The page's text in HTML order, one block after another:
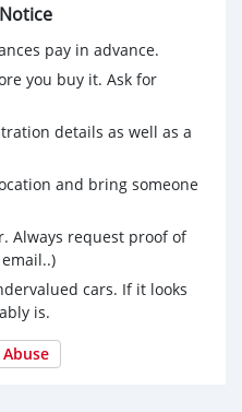
#Crv2018 #Crvมือสอง
pay in advance.
you buy it. Ask for
details as well as a
and bring someone
Always request proof of
cars. If it looks
is.